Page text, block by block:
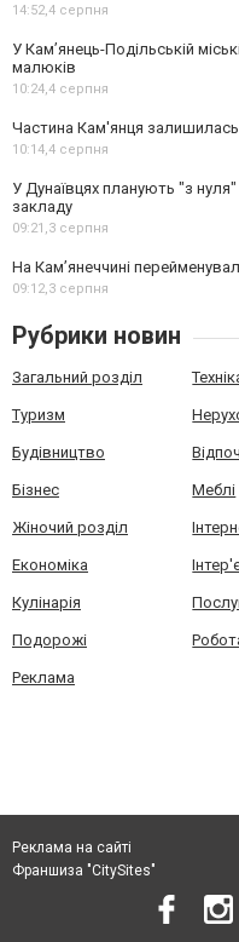
14:52,4 серпня
У Кам’янець-Подільській
малюків
10:24,4 серпня
Частина Кам'янця
10:14,4 серпня
У Дунаївцях планують "з
закладу
09:21,3 серпня
На Камʼянеччині
09:12,3 серпня
Рубрики новин
Загальний розділ
Туризм
Будівництво
Бізнес Меблі
Жіночий розділ
Економіка
Кулінарія
Подорожі
Реклама
Реклама на сайті
Франшиза "CitySites"